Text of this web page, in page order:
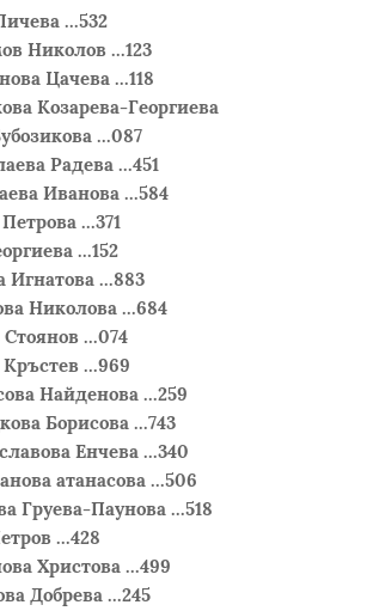
...532
Николов ...123
Цачева ...118
Козарева-Георгиева
...087
Радева ...451
Иванова ...584
...371
...152
...883
Николова ...684
...074
...969
Найденова ...259
Борисова ...743
Енчева ...340
атанасова ...506
Груева-Паунова ...518
...428
Христова ...499
Добрева ...245